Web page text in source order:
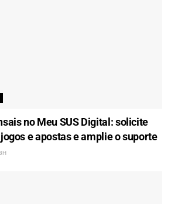
no Meu SUS Digital: solicite
e apostas e amplie o suporte